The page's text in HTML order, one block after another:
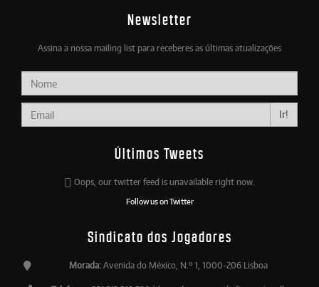
Newsletter
Assina a nossa mailing list para receberes as últimas atualizações
Ir!
Últimos Tweets
Oops, our twitter feed is unavailable right now.
Follow us on Twitter
Sindicato dos Jogadores
Morada:Avenida do México, N.º 1, 1000-206 Lisboa